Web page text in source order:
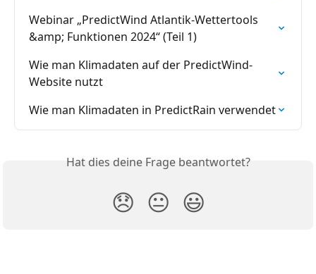
Webinar „PredictWind Atlantik-Wettertools
&amp; Funktionen 2024“ (Teil 1)
Wie man Klimadaten auf der PredictWind-
Website nutzt
Wie man Klimadaten in PredictRain verwendet
Hat dies deine Frage beantwortet?
😞 😐 😃